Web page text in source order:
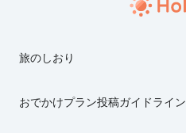
旅のしおり
おでかけプラン投稿ガイドライン